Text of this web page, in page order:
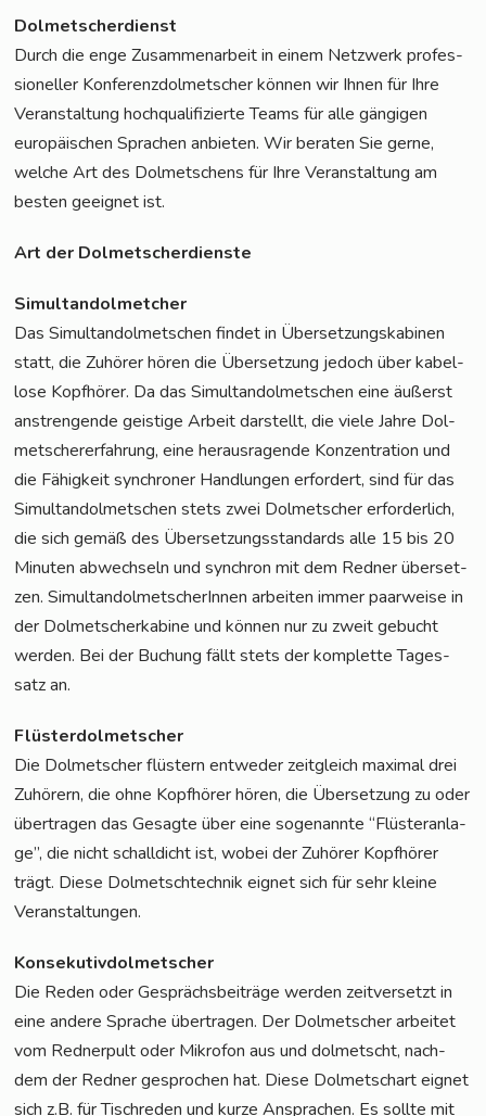
Dol­met­scher­dienst
Durch die enge Zusam­men­ar­beit in einem Netz­werk pro­fes­
sio­nel­ler Kon­fe­renz­dol­met­scher kön­nen wir Ihnen für Ihre
Ver­an­stal­tung hoch­qua­li­fi­zier­te Teams für alle gän­gi­gen
euro­päi­schen Spra­chen anbie­ten. Wir bera­ten Sie ger­ne,
wel­che Art des Dol­met­schens für Ihre Ver­an­stal­tung am
bes­ten geeig­net ist.
Art der Dolmetscherdienste
Simul­tan­dol­met­cher
Das Simul­tan­dol­met­schen fin­det in Über­set­zungs­ka­bi­nen
statt, die Zuhö­rer hören die Über­set­zung jedoch über kabel­
lo­se Kopf­hö­rer. Da das Simul­tan­dol­met­schen eine äußerst
anstren­gen­de geis­ti­ge Arbeit dar­stellt, die vie­le Jah­re Dol­
met­scher­er­fah­rung, eine her­aus­ra­gen­de Kon­zen­tra­ti­on und
die Fähig­keit syn­chro­ner Hand­lun­gen erfor­dert, sind für das
Simul­tan­dol­met­schen stets zwei Dol­met­scher erfor­der­lich,
die sich gemäß des Über­set­zungs­stan­dards alle 15 bis 20
Minu­ten abwech­seln und syn­chron mit dem Red­ner über­set­
zen. Simul­tan­dol­met­sche­rIn­nen arbei­ten immer paar­wei­se in
der Dol­met­scher­ka­bi­ne und kön­nen nur zu zweit gebucht
wer­den. Bei der Buchung fällt stets der kom­plet­te Tages­
satz an.
Flüs­ter­dol­met­scher
Die Dol­met­scher flüs­tern ent­we­der zeit­gleich maxi­mal drei
Zuhö­rern, die ohne Kopf­hö­rer hören, die Über­set­zung zu oder
über­tra­gen das Gesag­te über eine soge­nann­te “Flüs­ter­an­la­
ge”, die nicht schall­dicht ist, wobei der Zuhö­rer Kopf­hö­rer
trägt. Die­se Dol­metsch­tech­nik eig­net sich für sehr klei­ne
Veranstaltungen.
Kon­se­ku­tiv­dol­met­scher
Die Reden oder Gesprächs­bei­trä­ge wer­den zeit­ver­setzt in
eine ande­re Spra­che über­tra­gen. Der Dol­met­scher arbei­tet
vom Red­ner­pult oder Mikro­fon aus und dol­metscht, nach­
dem der Red­ner gespro­chen hat. Die­se Dol­metschart eig­net
sich z.B. für Tisch­re­den und kur­ze Anspra­chen. Es soll­te mit